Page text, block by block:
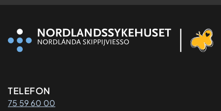
Kontaktinformasjon
TELEFON
75 59 60 00